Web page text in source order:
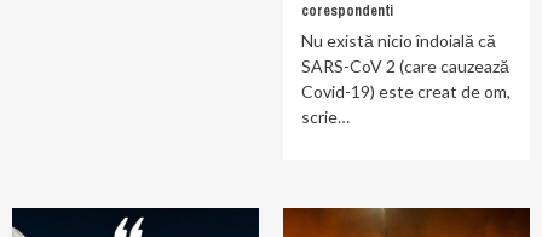
corespondenti
Nu există nicio îndoială că
SARS-CoV 2 (care cauzează
Covid-19) este creat de om,
scrie…